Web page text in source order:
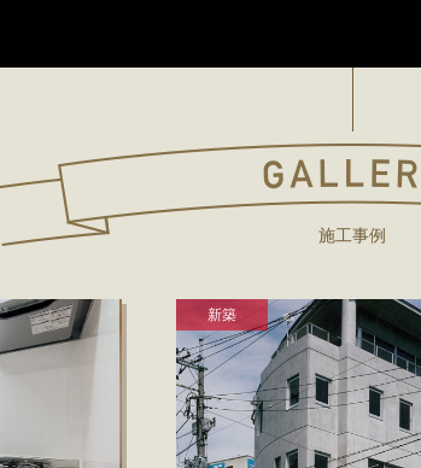
施工事例
新築